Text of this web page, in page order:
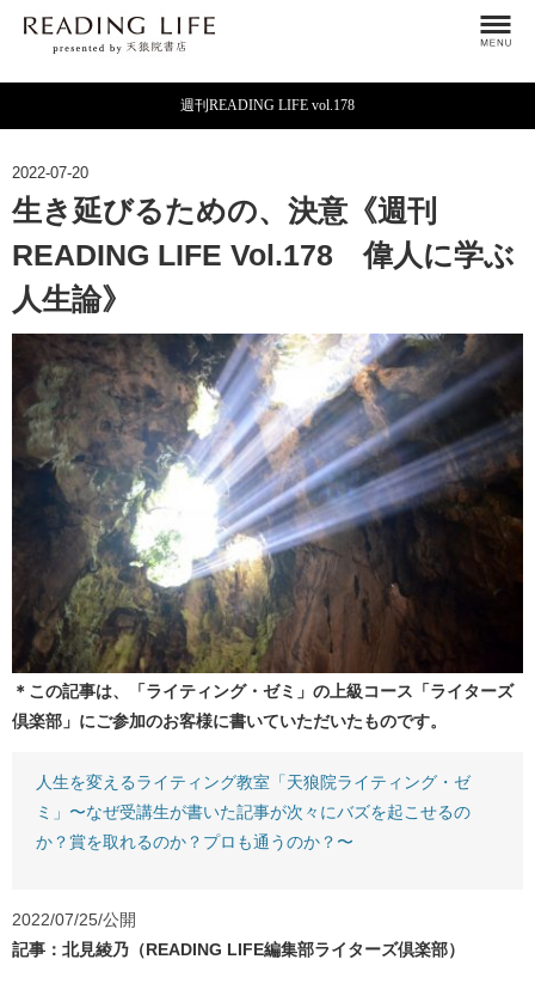
週刊READING LIFE vol.178
2022-07-20
生き延びるための、決意《週刊
READING LIFE Vol.178 偉人に学ぶ
人生論》
＊この記事は、「ライティング・ゼミ」の上級コース「ライターズ
倶楽部」にご参加のお客様に書いていただいたものです。
人生を変えるライティング教室「天狼院ライティング・ゼ
ミ」〜なぜ受講生が書いた記事が次々にバズを起こせるの
か？賞を取れるのか？プロも通うのか？〜
2022/07/25/公開
記事：北見綾乃（READING LIFE編集部ライターズ倶楽部）